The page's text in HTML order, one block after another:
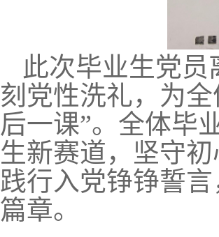
此次毕业生党
刻党性洗礼，为
后一课”。全体毕
生新赛道，坚守
践行入党铮铮誓
篇章。